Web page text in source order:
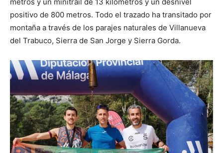
metros y un minitrail de 13 kilómetros y un desnivel
positivo de 800 metros. Todo el trazado ha transitado por
montaña a través de los parajes naturales de Villanueva
del Trabuco, Sierra de San Jorge y Sierra Gorda.